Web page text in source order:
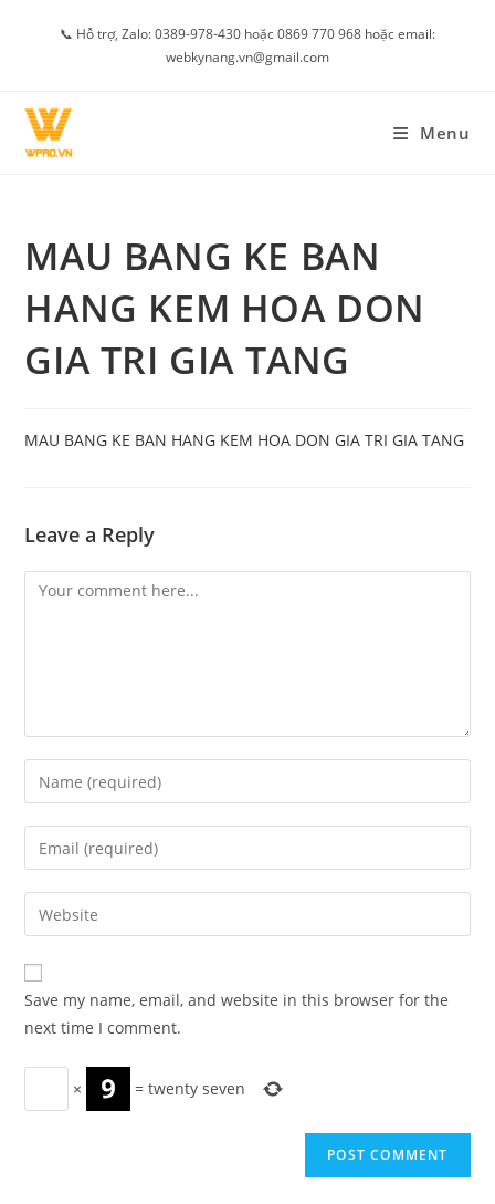
📞 Hỗ trợ, Zalo: 0389-978-430 hoặc 0869 770 968 hoặc email:
webkynang.vn@gmail.com
Menu
MAU BANG KE BAN
HANG KEM HOA DON
GIA TRI GIA TANG
MAU BANG KE BAN HANG KEM HOA DON GIA TRI GIA TANG
Leave a Reply
Comment
Enter
your
name
comment
Enter
your
email
address
comment
Enter
your
website
URL
(optional)
Save my name, email, and website in this browser for the
next time I comment.
× =twenty seven